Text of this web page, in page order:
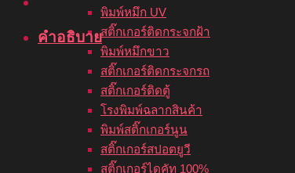
พิมพ์หมึก UV
สติ๊กเกอร์ติดกระจกฝ้า
พิมพ์หมึกขาว
สติ๊กเกอร์ติดกระจกรถ
สติ๊กเกอร์ติดตู้
โรงพิมพ์ฉลากสินค้า
พิมพ์สติ๊กเกอร์นูน
สติ๊กเกอร์สปอตยูวี
สติ๊กเกอร์ไดคัท 100%
คำอธิบาย